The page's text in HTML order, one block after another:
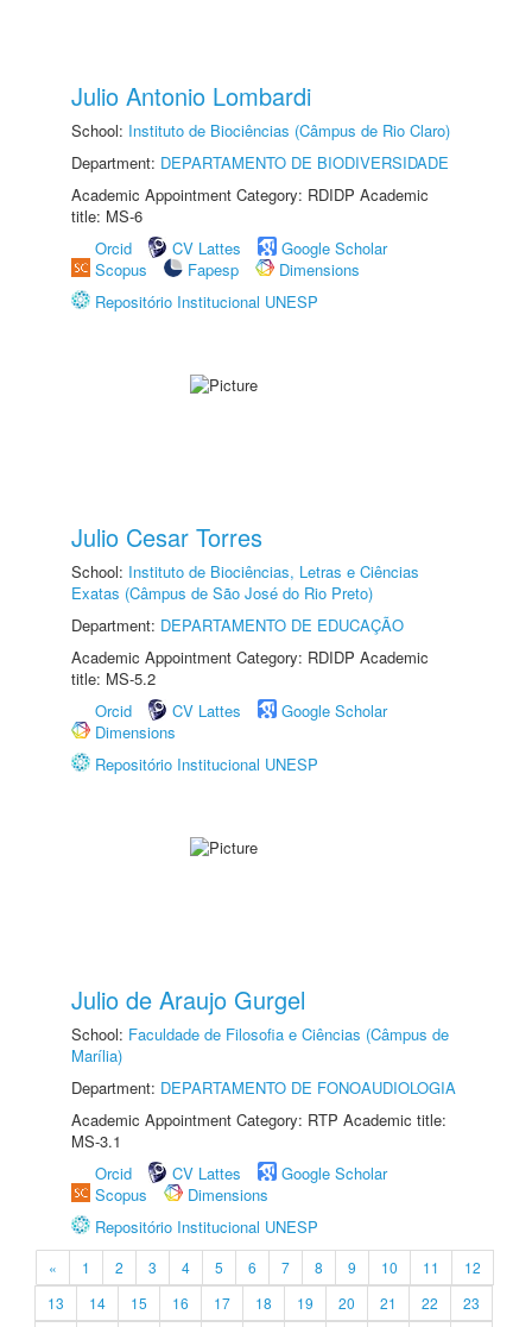
Julio Antonio Lombardi
School: Instituto de Biociências (Câmpus de Rio Claro)
Department: DEPARTAMENTO DE BIODIVERSIDADE
Academic Appointment Category: RDIDP Academic
title: MS-6
Orcid
CV Lattes
Google Scholar
Scopus
Fapesp
Dimensions
Repositório Institucional UNESP
Julio Cesar Torres
School: Instituto de Biociências, Letras e Ciências
Exatas (Câmpus de São José do Rio Preto)
Department: DEPARTAMENTO DE EDUCAÇÃO
Academic Appointment Category: RDIDP Academic
title: MS-5.2
Orcid
CV Lattes
Google Scholar
Dimensions
Repositório Institucional UNESP
Julio de Araujo Gurgel
School: Faculdade de Filosofia e Ciências (Câmpus de
Marília)
Department: DEPARTAMENTO DE FONOAUDIOLOGIA
Academic Appointment Category: RTP Academic title:
MS-3.1
Orcid
CV Lattes
Google Scholar
Scopus
Dimensions
Repositório Institucional UNESP
« 1 2 3 4 5 6 7 8 9 10 11
12
13
14 15 16 17 18 19 20 21 22
23